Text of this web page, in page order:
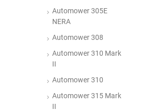
Automower 305E
NERA
Automower 308
Automower 310 Mark
II
Automower 310
Automower 315 Mark
II